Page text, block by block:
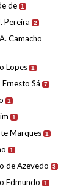
de 1
Pereira 2
Camacho
Lopes 1
Sá 7
1
1
Marques 1
1
de Azevedo 3
Edmundo 1